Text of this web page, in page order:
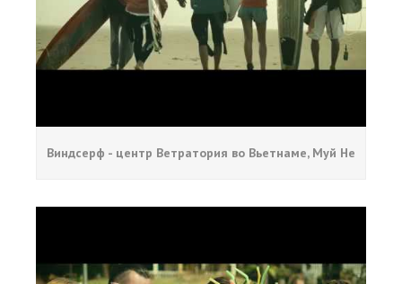
Виндсерф - центр Ветратория во Вьетнаме, Муй Не